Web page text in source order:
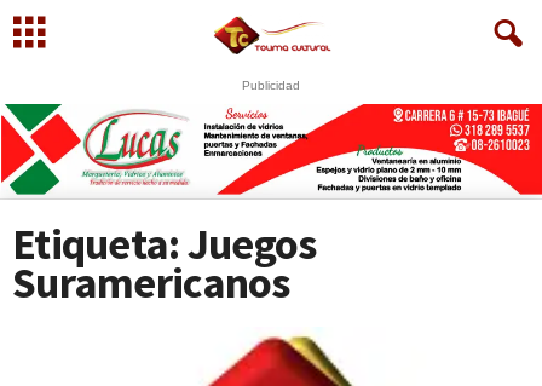
Publicidad
Etiqueta: Juegos
Suramericanos